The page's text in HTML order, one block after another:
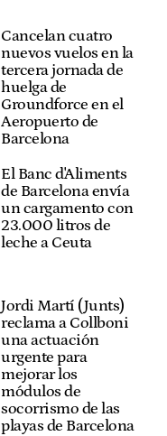
Cancelan cuatro
nuevos vuelos en la
tercera jornada de
huelga de
Groundforce en el
Aeropuerto de
Barcelona
El Banc d'Aliments
de Barcelona envía
un cargamento con
23.000 litros de
leche a Ceuta
Jordi Martí (Junts)
reclama a Collboni
una actuación
urgente para
mejorar los
módulos de
socorrismo de las
playas de Barcelona